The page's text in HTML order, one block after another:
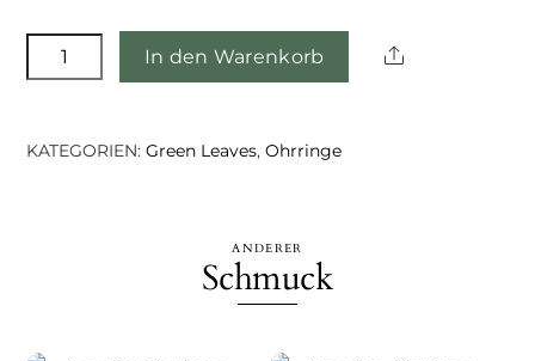
Biddie-
Ohrringe
In den Warenkorb Share
KATEGORIEN:Green Leaves,Ohrringe
ANDERER
Schmuck